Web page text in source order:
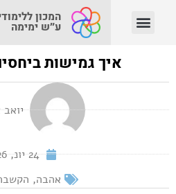
המכון
ע״ש ימימה
איך גמישות
24 יונ, 2026
אהבה,